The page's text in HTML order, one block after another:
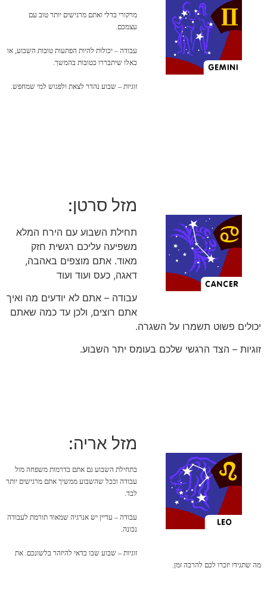
מרקורי בדלי ואתם מרגישים יותר טוב עם
עצמכם.
עבודה – יכולות להיות הפתעות טובות השבוע, או
כאלו שיתבררו כטובות בהמשך.
זוגיות – שבוע נהדר לצאת ולפגוש למי שמחפש.
מזל סרטן:
תחילת השבוע עם הירח המלא
משפיעה עליכם רגשית חזק
מאוד. אתם מוצפים באהבה,
דאגה, כעס ועוד ועוד
עבודה – אתם לא יודעים מה ואיך
אתם רוצים, ולכן עד כמה שאתם
יכולים פשוט תשמרו על השגרה.
זוגיות – הצד הרגשי שלכם בעומס יתר השבוע.
מזל אריה:
בתחילת השבוע גם אתם בדרמות משפחה מול
עבודה וככל שהשבוע ממשיך אתם מרגישים יותר
לבד.
עבודה – עדיין יש אנרגיה שמאוד תורמת לעבודה
נכונה.
זוגיות – שבוע שבו כדאי להיזהר בלשונכם. את
מה שתגידו יזכרו לכם להרבה זמן.